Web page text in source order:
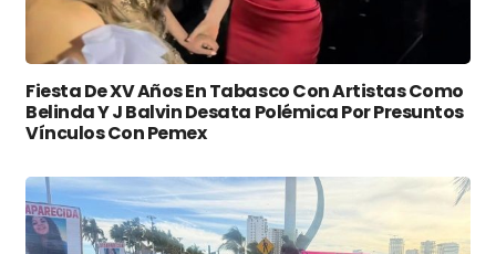
Fiesta De XV Años En Tabasco Con Artistas Como
Belinda Y J Balvin Desata Polémica Por Presuntos
Vínculos Con Pemex